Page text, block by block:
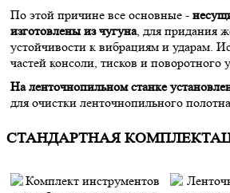
По этой причине все основные -
изготовлены из чугуна, для придания
устойчивости к вибрациям и ударам.
частей консоли, тисков и поворотного
На ленточнопильном станке
для очистки ленточнопильного
СТАНДАРТНАЯ